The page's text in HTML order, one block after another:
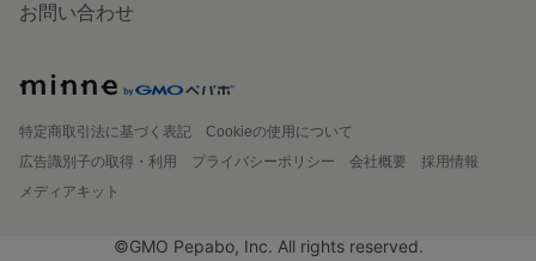
お問い合わせ
特定商取引法に基づく表記
Cookieの使用について
広告識別子の取得・利用
プライバシーポリシー 会社概要
採用情報
メディアキット
©GMO Pepabo, Inc. All rights reserved.